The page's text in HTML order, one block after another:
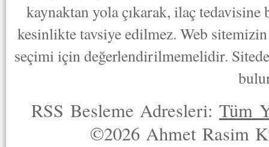
kaynaktan yola çıkarak, ilaç
kesinlikte tavsiye edilmez. Web
seçimi için değerlendirilmemelidir.
RSS Besleme Adresleri:Tüm
©2026 Ahmet Rasim